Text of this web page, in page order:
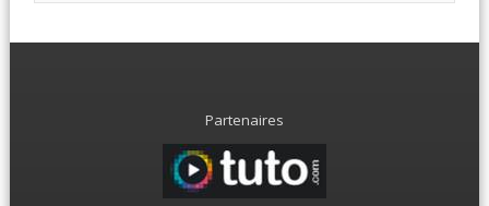
Partenaires